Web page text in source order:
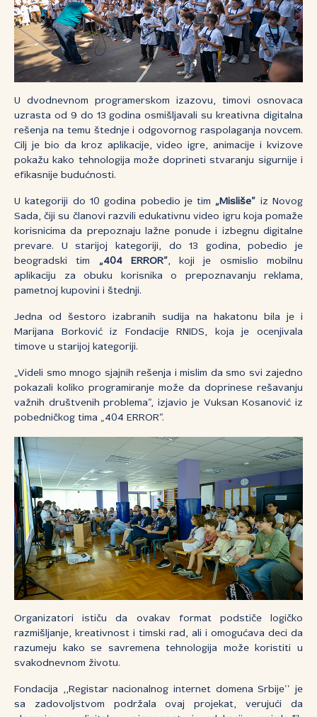
U dvodnevnom programerskom izazovu, timovi osnovaca
uzrasta od 9 do 13 godina osmišljavali su kreativna digitalna
rešenja na temu štednje i odgovornog raspolaganja novcem.
Cilj je bio da kroz aplikacije, video igre, animacije i kvizove
pokažu kako tehnologija može doprineti stvaranju sigurnije i
efikasnije budućnosti.
U kategoriji do 10 godina pobedio je tim „Misliše”
iz Novog
Sada, čiji su članovi razvili edukativnu video igru koja pomaže
korisnicima da prepoznaju lažne ponude i izbegnu digitalne
prevare. U starijoj kategoriji, do 13 godina, pobedio je
beogradski tim
„404 ERROR”, koji je osmislio mobilnu
aplikaciju za obuku korisnika o prepoznavanju reklama,
pametnoj kupovini i štednji.
Jedna od šestoro izabranih sudija na hakatonu bila je i
Marijana Borković iz Fondacije RNIDS, koja je ocenjivala
timove u starijoj kategoriji.
„Videli smo mnogo sjajnih rešenja i mislim da smo svi zajedno
pokazali koliko programiranje može da doprinese rešavanju
važnih društvenih problema”, izjavio je Vuksan Kosanović iz
pobedničkog tima „404 ERROR”.
Organizatori ističu da ovakav format podstiče logičko
razmišljanje, kreativnost i timski rad, ali i omogućava deci da
razumeju kako se savremena tehnologija može koristiti u
svakodnevnom životu.
Fondacija ,,Registar nacionalnog internet domena Srbije’’ je
sa zadovoljstvom podržala ovaj projekat, verujući da